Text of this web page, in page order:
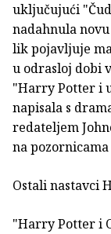
uključujući
nadahnula
lik pojavljuje
u odrasloj dobi
"Harry Potter i
napisala s
redateljem
na
Ostali nastavci
"Harry Potter i